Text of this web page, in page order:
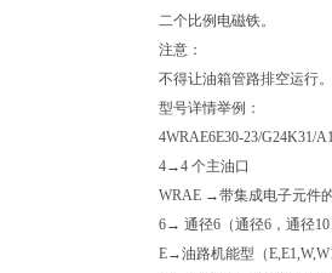
二个比例电磁铁。
注意：
不得让油箱管路排空运行
型号详情举例：
4WRAE6E30-23/G24K31/
4→4 个主油口
WRAE →带集成电子元件
6→ 通径6（通径6，通径10
E→油路机能型（